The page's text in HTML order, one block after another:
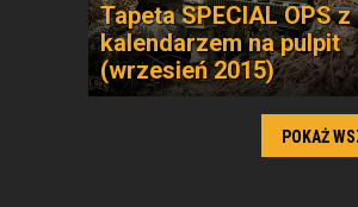
Tapeta SPECIAL OPS z
kalendarzem na pulpit
(wrzesień 2015)
POKAŻ